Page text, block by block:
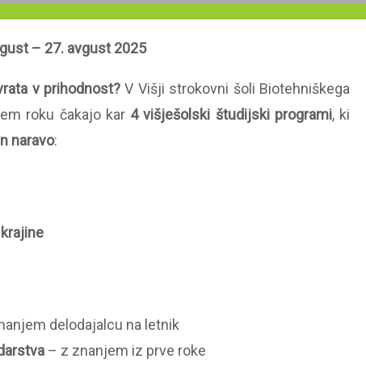
– 27. avgust 2025
v prihodnost? V Višji strokovni šoli Biotehniškega
roku čakajo kar 4 višješolski študijski programi, ki
naravo:
delodajalcu na letnik
– z znanjem iz prve roke